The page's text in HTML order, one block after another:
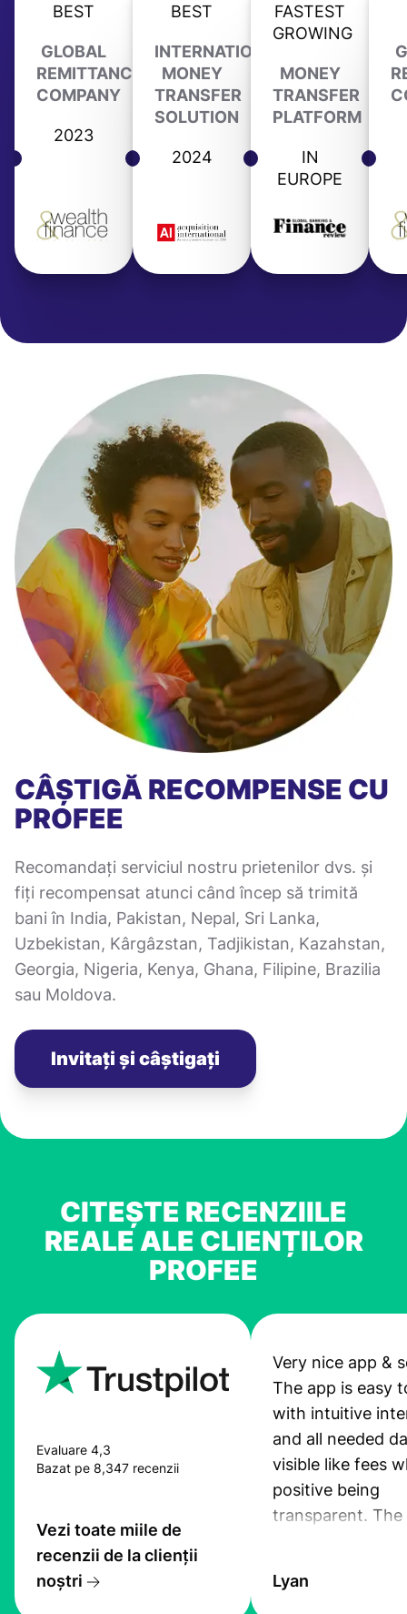
BEST
GLOBAL
REMITTANCE
COMPANY
2023
BEST
INTERNATIONAL
MONEY
TRANSFER
SOLUTION
2024
FASTEST
GROWING
MONEY
TRANSFER
PLATFORM
IN
EUROPE
CÂȘTIGĂ RECOMPENSE CU
PROFEE
Recomandați serviciul nostru prietenilor dvs. și
fiți recompensat atunci când încep să trimită
bani în India, Pakistan, Nepal, Sri Lanka,
Uzbekistan, Kârgâzstan, Tadjikistan, Kazahstan,
Georgia, Nigeria, Kenya, Ghana, Filipine, Brazilia
sau Moldova.
Invitați și câștigați
CITEȘTE RECENZIILE
REALE ALE CLIENȚILOR
PROFEE
Evaluare 4,3
Bazat pe 8,347 recenzii
Vezi toate miile de
recenzii de la clienții
noștri
Very nice app &
The app is easy
with intuitive
and all needed
visible like fees
positive being
transparent. The
the exchange
Lyan